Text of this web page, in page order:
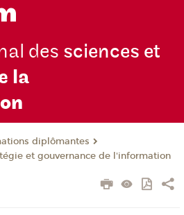
des sciences et
la
diplômantes
et gouvernance de l'information